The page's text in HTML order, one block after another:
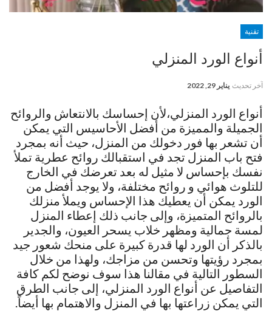
تقنية
أنواع الورد المنزلي
آخر تحديث يناير 29, 2022
أنواع الورد المنزلي،لأن إحساسك بالانتعاش والروائح
الجميلة والمميزة من أفضل الأحاسيس التي يمكن
أن تشعر بها فور دخولك من المنزل، حيث أنه بمجرد
فتح باب المنزل تجد في استقبالك روائح عطرية تملأ
نفسك بإحساس لا مثيل له بعد تعرضك في الخارج
للتلوث هوائي و روائح مختلفة، ولا يوجد أفضل من
الورد يمكن أن يعطيك هذا الإحساس ويملأ منزلك
بالروائح المتميزة، وإلى جانب ذلك إعطاء المنزل
لمسة جمالية ومظهر خلاب يسحر العيون، والجدير
بالذكر أن الورد لها قدرة كبيرة على منحك شعور جيد
بمجرد رؤيتها وتحسن من مزاجك، ولهذا من خلال
السطور التالية في مقالنا هذا سوف نوضح لكم كافة
التفاصيل عن أنواع الورد المنزلي، إلى جانب الطرق
التي يمكن زراعتها بها في المنزل والاهتمام بها أيضاً.